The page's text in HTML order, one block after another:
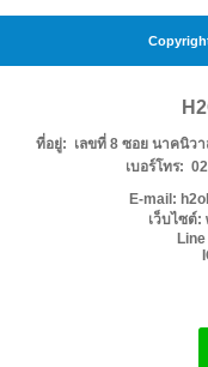
ที่อยู่: เลขที่ 8 ซอย นาคนิว
เบอร์โทร:
E-mail:
เว็บไซต์: